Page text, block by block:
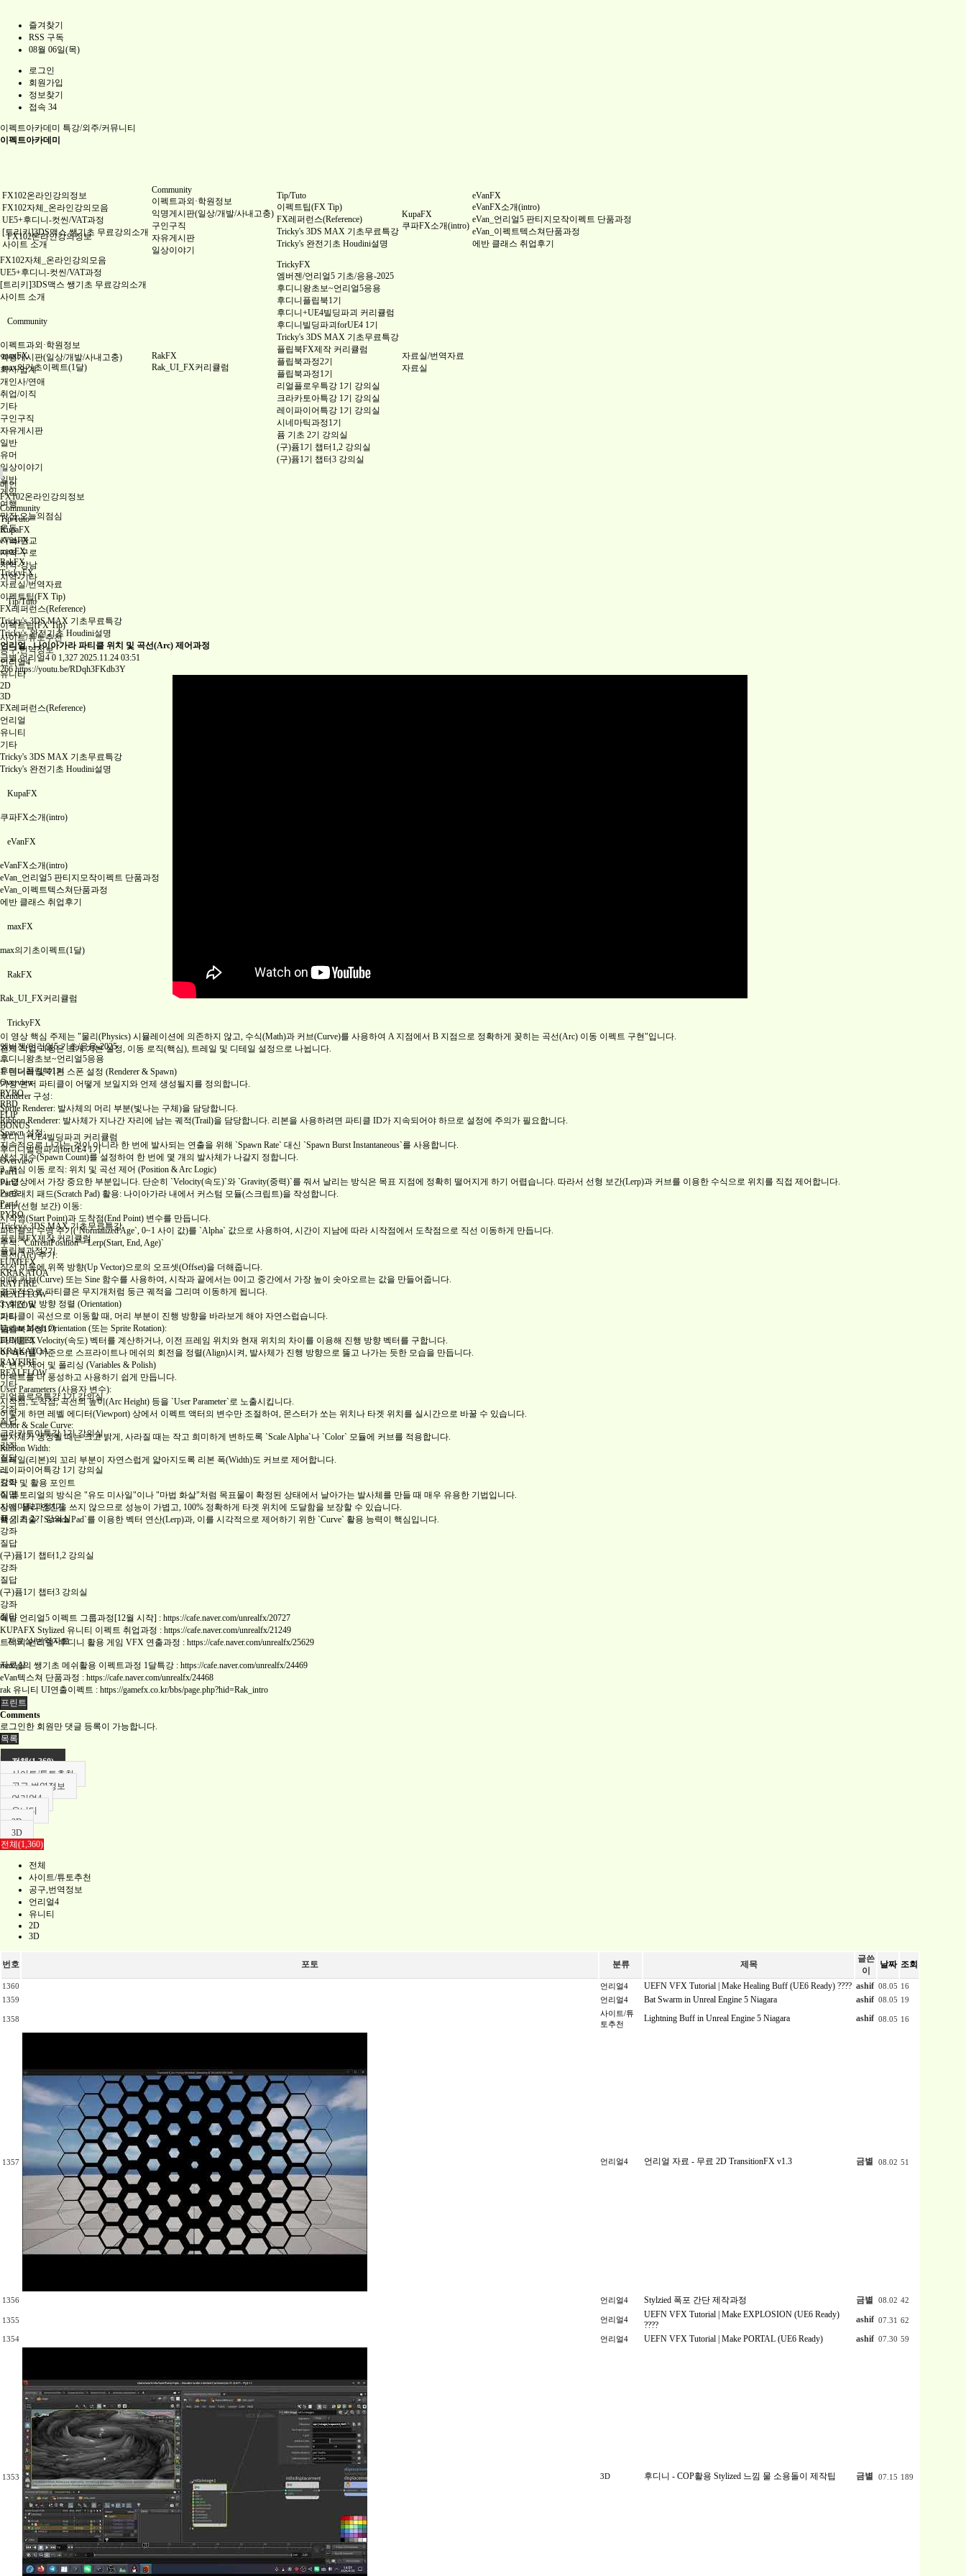
즐겨찾기
RSS 구독
08월 06일(목)
로그인
회원가입
정보찾기
접속 34
이펙트아카데미
특강/외주/커뮤니티
이펙트아카데미
FX102온라인강의정보
FX102자체_온라인강의모음
UE5+후디니-컷씬/VAT과정
[트리키]3DS맥스 쌩기초 무료강의소개
사이트 소개
Community
이펙트과외·학원정보
익명게시판(일상/개발/사내고충)
회사/업계
개인사/연애
취업/이직
기타
구인구직
자유게시판
일반
유머
일상이야기
일반
게임
여행
맛집,오늘의점심
운동
지역-판교
지역-구로
지역-강남
지역-기타
Tip/Tuto
이펙트팁(FX Tip)
사이트/튜토추천
공구,번역정보
언리얼4
유니티
2D
3D
FX레퍼런스(Reference)
언리얼
유니티
기타
Tricky's 3DS MAX 기초무료특강
Tricky's 완전기초 Houdini설명
KupaFX
쿠파FX소개(intro)
eVanFX
eVanFX소개(intro)
eVan_언리얼5 판티지모작이펙트 단품과정
eVan_이펙트텍스쳐단품과정
에반 클래스 취업후기
maxFX
max의기초이펙트(1달)
RakFX
Rak_UI_FX커리큘럼
TrickyFX
엠버젠/언리얼5 기초/응용-2025
후디니왕초보~언리얼5응용
후디니플립북1기
Overview
PYRO
RBD
FLIP
BONUS
후디니+UE4빌딩파괴 커리큘럼
후디니빌딩파괴forUE4 1기
Overview
Part1
Part2
Part3
Part4
PYRO
Tricky's 3DS MAX 기초무료특강
플립북FX제작 커리큘럼
플립북과정2기
FUMEFX
KRAKATOA
RAYFIRE
REALFLOW
TYFLOW
기타
플립북과정1기
FUMEFX
KRAKATOA
RAYFIRE
REALFLOW
기타
리얼플로우특강 1기 강의실
강좌
질답
크라카토아특강 1기 강의실
강좌
질답
레이파이어특강 1기 강의실
강좌
질답
시네마틱과정1기
퓸 기초 2기 강의실
강좌
질답
(구)퓸1기 챕터1,2 강의실
강좌
질답
(구)퓸1기 챕터3 강의실
강좌
질답
자료실/번역자료
자료실
FX102온라인강의정보
FX102자체_온라인강의모음
UE5+후디니-컷씬/VAT과정
[트리키]3DS맥스 쌩기초 무료강의소개
사이트 소개
Community
이펙트과외·학원정보
익명게시판(일상/개발/사내고충)
구인구직
자유게시판
일상이야기
Tip/Tuto
이펙트팁(FX Tip)
FX레퍼런스(Reference)
Tricky's 3DS MAX 기초무료특강
Tricky's 완전기초 Houdini설명
KupaFX
쿠파FX소개(intro)
eVanFX
eVanFX소개(intro)
eVan_언리얼5 판티지모작이펙트 단품과정
eVan_이펙트텍스쳐단품과정
에반 클래스 취업후기
maxFX
max의기초이펙트(1달)
RakFX
Rak_UI_FX커리큘럼
TrickyFX
엠버젠/언리얼5 기초/응용-2025
후디니왕초보~언리얼5응용
후디니플립북1기
후디니+UE4빌딩파괴 커리큘럼
후디니빌딩파괴forUE4 1기
Tricky's 3DS MAX 기초무료특강
플립북FX제작 커리큘럼
플립북과정2기
플립북과정1기
리얼플로우특강 1기 강의실
크라카토아특강 1기 강의실
레이파이어특강 1기 강의실
시네마틱과정1기
퓸 기초 2기 강의실
(구)퓸1기 챕터1,2 강의실
(구)퓸1기 챕터3 강의실
자료실/번역자료
자료실
메인
FX102온라인강의정보
Community
Tip/Tuto
KupaFX
eVanFX
maxFX
RakFX
TrickyFX
자료실/번역자료
이펙트팁(FX Tip)
FX레퍼런스(Reference)
Tricky's 3DS MAX 기초무료특강
Tricky's 완전기초 Houdini설명
언리얼 - 나이아가라 파티클 위치 및 곡선(Arc) 제어과정
금별 언리얼4 0 1,327 2025.11.24 03:51
266 https://youtu.be/RDqh3FKdb3Y
이 영상 핵심 주제는 "물리(Physics) 시뮬레이션에 의존하지 않고, 수식(Math)과 커브(Curve)를 사용하여 A 지점에서 B 지점으로 정확하게 꽂히는 곡선(Arc) 이동 이펙트 구현"입니다.
전체 작업 과정은 크게 기본 설정, 이동 로직(핵심), 트레일 및 디테일 설정으로 나뉩니다.
---
1. 렌더러 및 기본 스폰 설정 (Renderer & Spawn)
가장 먼저 파티클이 어떻게 보일지와 언제 생성될지를 정의합니다.
Renderer 구성:
Sprite Renderer: 발사체의 머리 부분(빛나는 구체)을 담당합니다.
Ribbon Renderer: 발사체가 지나간 자리에 남는 궤적(Trail)을 담당합니다. 리본을 사용하려면 파티클 ID가 지속되어야 하므로 설정에 주의가 필요합니다.
Spawn 설정:
지속적으로 나가는 것이 아니라 한 번에 발사되는 연출을 위해 `Spawn Rate` 대신 `Spawn Burst Instantaneous`를 사용합니다.
생성 개수(Spawn Count)를 설정하여 한 번에 몇 개의 발사체가 나갈지 정합니다.
2. 핵심 이동 로직: 위치 및 곡선 제어 (Position & Arc Logic)
이 영상에서 가장 중요한 부분입니다. 단순히 `Velocity(속도)`와 `Gravity(중력)`를 줘서 날리는 방식은 목표 지점에 정확히 떨어지게 하기 어렵습니다. 따라서 선형 보간(Lerp)과 커브를 이용한 수식으로 위치를 직접 제어합니다.
스크래치 패드(Scratch Pad) 활용: 나이아가라 내에서 커스텀 모듈(스크립트)을 작성합니다.
Lerp (선형 보간) 이동:
시작점(Start Point)과 도착점(End Point) 변수를 만듭니다.
파티클의 수명 주기(`Normalized Age`, 0~1 사이 값)를 `Alpha` 값으로 사용하여, 시간이 지남에 따라 시작점에서 도착점으로 직선 이동하게 만듭니다.
수식: `CurrentPosition = Lerp(Start, End, Age)`
곡선(Arc) 추가:
직선 이동에 위쪽 방향(Up Vector)으로의 오프셋(Offset)을 더해줍니다.
이때 커브(Curve) 또는 Sine 함수를 사용하여, 시작과 끝에서는 0이고 중간에서 가장 높이 솟아오르는 값을 만들어줍니다.
결과적으로 파티클은 무지개처럼 둥근 궤적을 그리며 이동하게 됩니다.
3. 회전 및 방향 정렬 (Orientation)
파티클이 곡선으로 이동할 때, 머리 부분이 진행 방향을 바라보게 해야 자연스럽습니다.
Update Mesh Orientation (또는 Sprite Rotation):
파티클의 Velocity(속도) 벡터를 계산하거나, 이전 프레임 위치와 현재 위치의 차이를 이용해 진행 방향 벡터를 구합니다.
이 벡터를 기준으로 스프라이트나 메쉬의 회전을 정렬(Align)시켜, 발사체가 진행 방향으로 뚫고 나가는 듯한 모습을 만듭니다.
4. 변수 제어 및 폴리싱 (Variables & Polish)
이펙트를 더 풍성하고 사용하기 쉽게 만듭니다.
User Parameters (사용자 변수):
시작점, 도착점, 곡선의 높이(Arc Height) 등을 `User Parameter`로 노출시킵니다.
이렇게 하면 레벨 에디터(Viewport) 상에서 이펙트 액터의 변수만 조절하여, 몬스터가 쏘는 위치나 타겟 위치를 실시간으로 바꿀 수 있습니다.
Color & Scale Curve:
발사체가 생성될 때는 크고 밝게, 사라질 때는 작고 희미하게 변하도록 `Scale Alpha`나 `Color` 모듈에 커브를 적용합니다.
Ribbon Width:
트레일(리본)의 꼬리 부분이 자연스럽게 얇아지도록 리본 폭(Width)도 커브로 제어합니다.
---
요약 및 활용 포인트
이 튜토리얼의 방식은 "유도 미사일"이나 "마법 화살"처럼 목표물이 확정된 상태에서 날아가는 발사체를 만들 때 매우 유용한 기법입니다.
장점: 물리 엔진을 쓰지 않으므로 성능이 가볍고, 100% 정확하게 타겟 위치에 도달함을 보장할 수 있습니다.
핵심 기술: `Scratch Pad`를 이용한 벡터 연산(Lerp)과, 이를 시각적으로 제어하기 위한 `Curve` 활용 능력이 핵심입니다.
에반 언리얼5 이펙트 그룹과정[12월 시작] : https://cafe.naver.com/unrealfx/20727
KUPAFX Stylized 유니티 이펙트 취업과정 : https://cafe.naver.com/unrealfx/21249
트리키 언리얼+후디니 활용 게임 VFX 연출과정 : https://cafe.naver.com/unrealfx/25629
max님의 쌩기초 메쉬활용 이펙트과정 1달특강 : https://cafe.naver.com/unrealfx/24469
eVan텍스쳐 단품과정 : https://cafe.naver.com/unrealfx/24468
rak 유니티 UI연출이펙트 : https://gamefx.co.kr/bbs/page.php?hid=Rak_intro
프린트
Comments
로그인한 회원만 댓글 등록이 가능합니다.
목록
전체(1,360)
사이트/튜토추천
공구,번역정보
언리얼4
유니티
2D
3D
전체(1,360)
전체
사이트/튜토추천
공구,번역정보
언리얼4
유니티
2D
3D
번호 포토 분류 제목
글쓴
이
날짜 조회
1360 언리얼4 UEFN VFX Tutorial | Make Healing Buff (UE6 Ready) ???? ashif 08.05 16
1359
언리얼4 Bat Swarm in Unreal Engine 5 Niagara ashif 08.05 19
1358
사이트/튜
토추천
Lightning Buff in Unreal Engine 5 Niagara ashif 08.05 16
1357 언리얼4 언리얼 자료 - 무료 2D TransitionFX v1.3 금별 08.02 51
1356 언리얼4 Stylzied 폭포 간단 제작과정 금별 08.02 42
1355 언리얼4
UEFN VFX Tutorial | Make EXPLOSION (UE6 Ready)
????
ashif 07.31 62
1354 언리얼4 UEFN VFX Tutorial | Make PORTAL (UE6 Ready) ashif 07.30 59
1353 3D 후디니 - COP활용 Stylized 느낌 물 소용돌이 제작팁 금별 07.15 189